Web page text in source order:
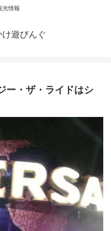
光情報
遊びんぐ
ー・ザ・ライドはシ